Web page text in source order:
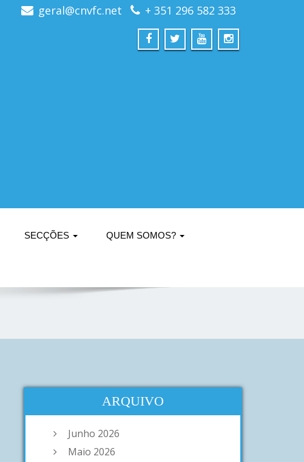
geral@cnvfc.net + 351 296 582 333
SECÇÕES QUEM SOMOS?
ARQUIVO
Junho 2026
Maio 2026